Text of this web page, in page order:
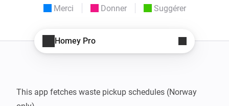
Merci Donner Suggérer
Homey Pro
This app fetches waste pickup schedules (Norway